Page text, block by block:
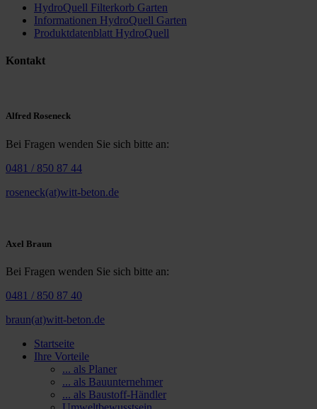
HydroQuell Filterkorb Garten
Informationen HydroQuell Garten
Produktdatenblatt HydroQuell
Kontakt
Alfred Roseneck
Bei Fragen wenden Sie sich bitte an:
0481 / 850 87 44
roseneck(at)witt-beton.de
Axel Braun
Bei Fragen wenden Sie sich bitte an:
0481 / 850 87 40
braun(at)witt-beton.de
Startseite
Ihre Vorteile
... als Planer
... als Bauunternehmer
... als Baustoff-Händler